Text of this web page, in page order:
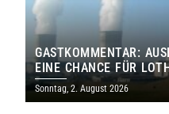
GASTKOMMENTAR:
EINE CHANCE FÜR
SAARLAND
Sonntag, 2. August 2026